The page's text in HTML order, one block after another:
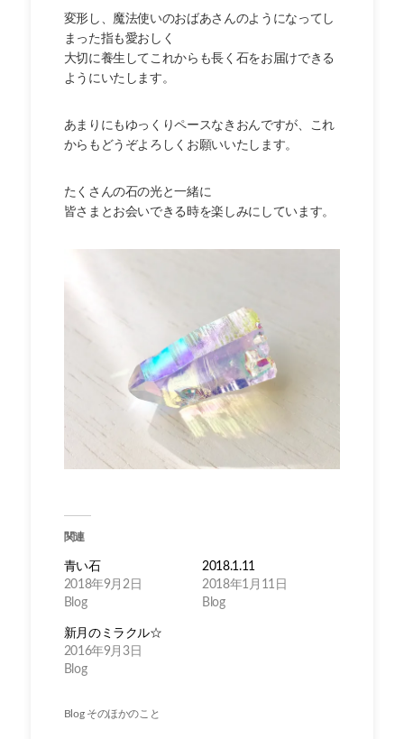
変形し、魔法使いのおばあさんのようになってし
まった指も愛おしく
大切に養生してこれからも長く石をお届けできる
ようにいたします。
あまりにもゆっくりペースなきおんですが、これ
からもどうぞよろしくお願いいたします。
たくさんの石の光と一緒に
皆さまとお会いできる時を楽しみにしています。
関連
青い石
2018年9月2日
Blog
2018.1.11
2018年1月11日
Blog
新月のミラクル☆
2016年9月3日
Blog
Blog そのほかのこと